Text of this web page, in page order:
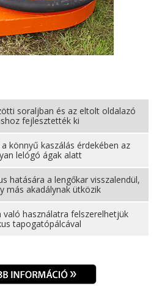
soraljban és az eltolt oldalazó
fejlesztették ki
könnyű kaszálás érdekében az
lelógó ágak alatt
hatására a lengőkar visszalendül,
más akadálynak ütközik
való használatra felszerelhetjük
tapogatópálcával